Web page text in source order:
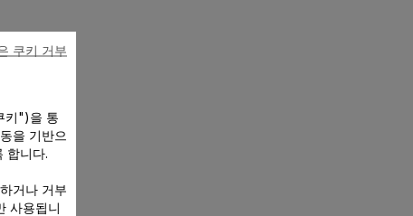
키")을 통
을 기반으
합니다.
거나 거부
사용됩니
쿠키 거부